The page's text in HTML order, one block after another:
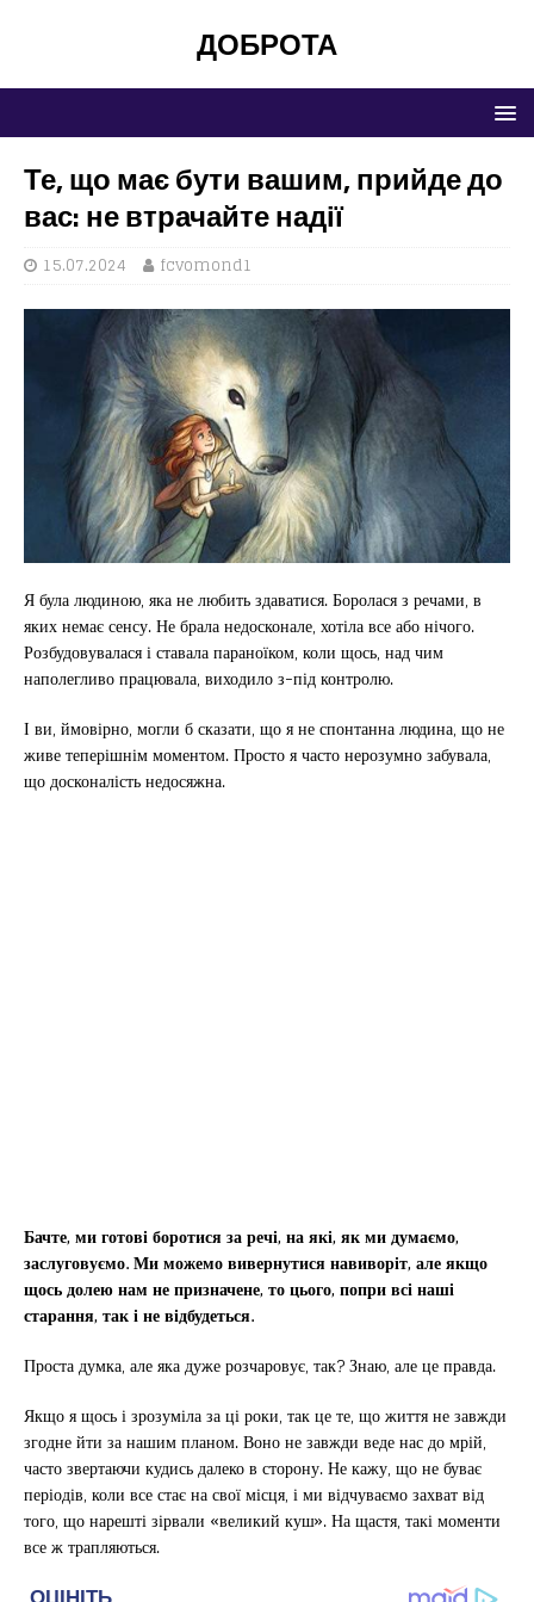
ДОБРОТА
Те, що має бути вашим, прийде до
вас: не втрачайте надії
15.07.2024 fcvomond1
Я була людиною, яка не любить здаватися. Боролася з речами, в
яких немає сенсу. Не брала недосконале, хотіла все або нічого.
Розбудовувалася і ставала параноїком, коли щось, над чим
наполегливо працювала, виходило з-під контролю.
І ви, ймовірно, могли б сказати, що я не спонтанна людина, що не
живе теперішнім моментом. Просто я часто нерозумно забувала,
що досконалість недосяжна.
Бачте, ми готові боротися за речі, на які, як ми думаємо,
заслуговуємо. Ми можемо вивернутися навиворіт, але якщо
щось долею нам не призначене, то цього, попри всі наші
старання, так і не відбудеться.
Проста думка, але яка дуже розчаровує, так? Знаю, але це правда.
Якщо я щось і зрозуміла за ці роки, так це те, що життя не завжди
згодне йти за нашим планом. Воно не завжди веде нас до мрій,
часто звертаючи кудись далеко в сторону. Не кажу, що не буває
періодів, коли все стає на свої місця, і ми відчуваємо захват від
того, що нарешті зірвали «великий куш». На щастя, такі моменти
все ж трапляються.